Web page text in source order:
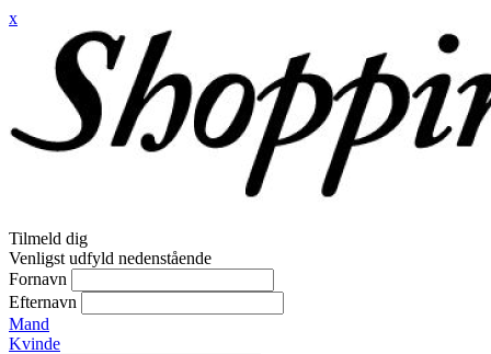
x
Tilmeld dig
Venligst udfyld nedenstående
Fornavn
Efternavn
Mand
Kvinde